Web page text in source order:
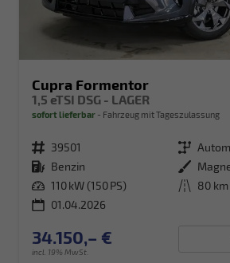
Cupra Formentor
1,5 eTSI DSG - LAGER
sofort lieferbar Fahrzeug mit Tageszulassung
Fahrzeugnr. 39501 Getriebe
Kraftstoff Benzin Außenfarbe
Leistung 110 kW (150 PS) Kilometerstand 80 km
01.04.2026
34.150,– €
incl. 19% MwSt.